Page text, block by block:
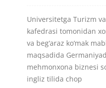
Universitetga Turizm
kafedrasi tomonidan
va beg‘araz ko‘mak
maqsadida
mehmonxona biznesi
ingliz tilida chop